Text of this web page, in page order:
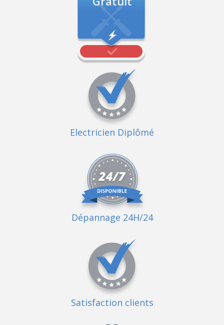
Electricien Diplômé
Dépannage 24H/24
Satisfaction clients